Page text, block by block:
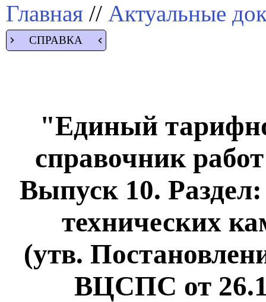
Главная // Актуальные
СПРАВКА
"Единый
справочник
Выпуск 10.
технических
(утв.
ВЦСПС от